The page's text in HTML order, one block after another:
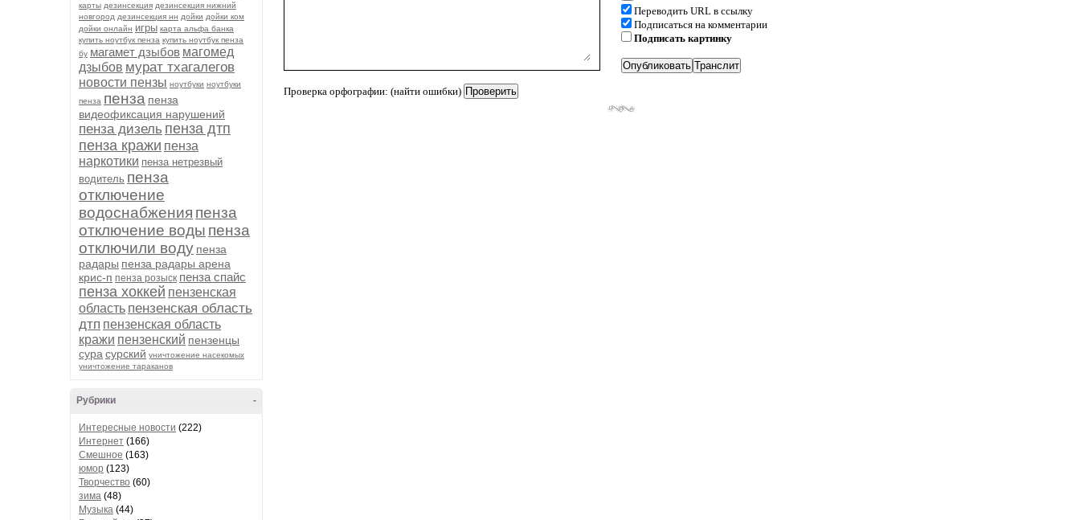
карты дезинсекция дезинсекция нижний
новгород дезинсекция нн дойки дойки ком
дойки онлайн игры карта альфа банка
купить ноутбук пенза купить ноутбук пенза
бу магамет дзыбов магомед
дзыбов мурат тхагалегов
новости пензы ноутбуки ноутбуки
пенза пенза пенза
видеофиксация нарушений
пенза дизель пенза дтп
пенза кражи пенза
наркотики пенза нетрезвый
водитель пенза
отключение
водоснабжения пенза
отключение воды пенза
отключили воду пенза
радары пенза радары арена
крис-п пенза розыск пенза спайс
пенза хоккей пензенская
область пензенская область
дтп пензенская область
кражи пензенский пензенцы
сура сурский уничтожение насекомых
уничтожение тараканов
-
Рубрики
Интересные новости (222)
Интернет (166)
Смешное (163)
юмор (123)
Творчество (60)
зима (48)
Музыка (44)
Проверка орфографии: (найти ошибки)
Переводить URL в ссылку
Подписаться на комментарии
Подписать картинку